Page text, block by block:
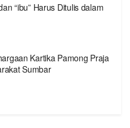
“ibu” Harus Ditulis dalam
Kartika Pamong Praja
Sumbar